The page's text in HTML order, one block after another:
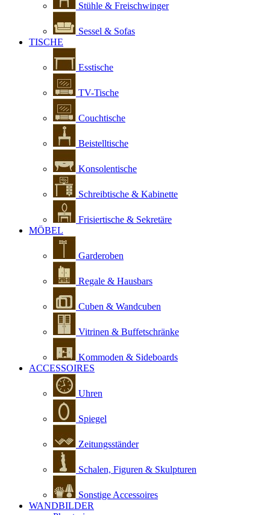
Stühle & Freischwinger
Sessel & Sofas
TISCHE
Esstische
TV-Tische
Couchtische
Beistelltische
Konsolentische
Schreibtische & Kabinette
Frisiertische & Sekretäre
MÖBEL
Garderoben
Regale & Hausbars
Cuben & Wandcuben
Vitrinen & Buffetschränke
Kommoden & Sideboards
ACCESSOIRES
Uhren
Spiegel
Zeitungsständer
Schalen, Figuren & Skulpturen
Sonstige Accessoires
WANDBILDER